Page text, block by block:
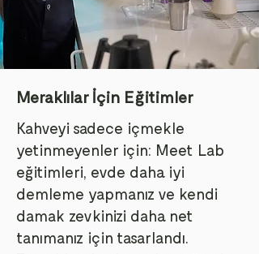
Meraklılar İçin Eğitimler
Kahveyi sadece içmekle
yetinmeyenler için: Meet Lab
eğitimleri, evde daha iyi
demleme yapmanız ve kendi
damak zevkinizi daha net
tanımanız için tasarlandı.